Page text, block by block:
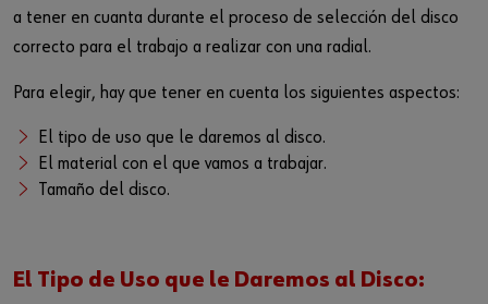
Regístrese aquí en tres sencillos pasos para utilizar todas las
funciones de la tienda.
Regístrate ahora
Tiendas Outlet
Suscripcion Würth
Click and Collect
a tener en cuanta durante el proceso de selección del disco
correcto para el trabajo a realizar con una radial.
Para elegir, hay que tener en cuenta los siguientes aspectos:
El tipo de uso que le daremos al disco.
El material con el que vamos a trabajar.
Tamaño del disco.
El Tipo de Uso que le Daremos al Disco: